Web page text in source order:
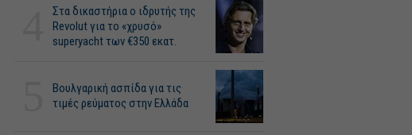
Στα δικαστήρια ο ιδρυτής της
Revolut για το «χρυσό»
superyacht των €350 εκατ.
Βουλγαρική ασπίδα για τις
τιμές ρεύματος στην Ελλάδα